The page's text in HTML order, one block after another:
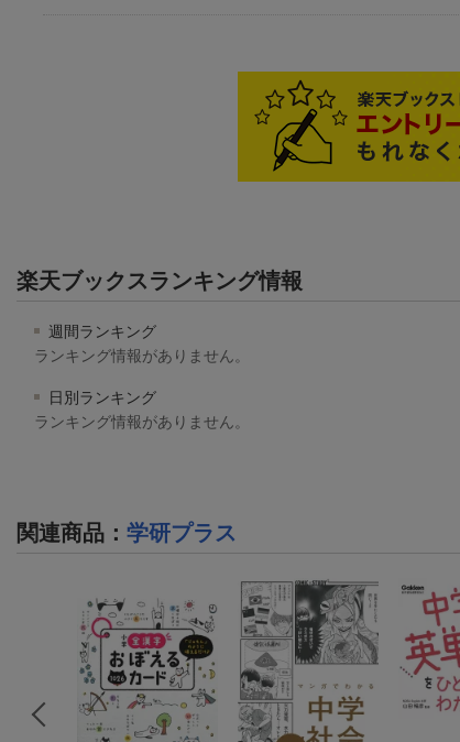
楽天ブックスランキング情報
週間ランキング
ランキング情報がありません。
日別ランキング
ランキング情報がありません。
関連商品 ： 学研プラス